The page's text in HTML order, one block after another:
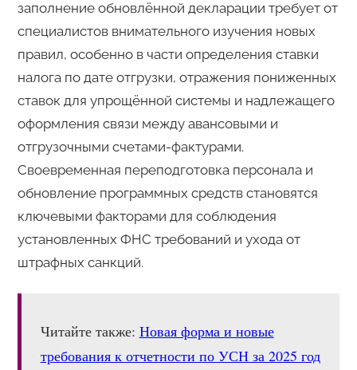
заполнение обновлённой декларации требует от
специалистов внимательного изучения новых
правил, особенно в части определения ставки
налога по дате отгрузки, отражения пониженных
ставок для упрощённой системы и надлежащего
оформления связи между авансовыми и
отгрузочными счетами-фактурами.
Своевременная переподготовка персонала и
обновление программных средств становятся
ключевыми факторами для соблюдения
установленных ФНС требований и ухода от
штрафных санкций.
Читайте также: Новая форма и новые
требования к отчетности по УСН за 2025 год